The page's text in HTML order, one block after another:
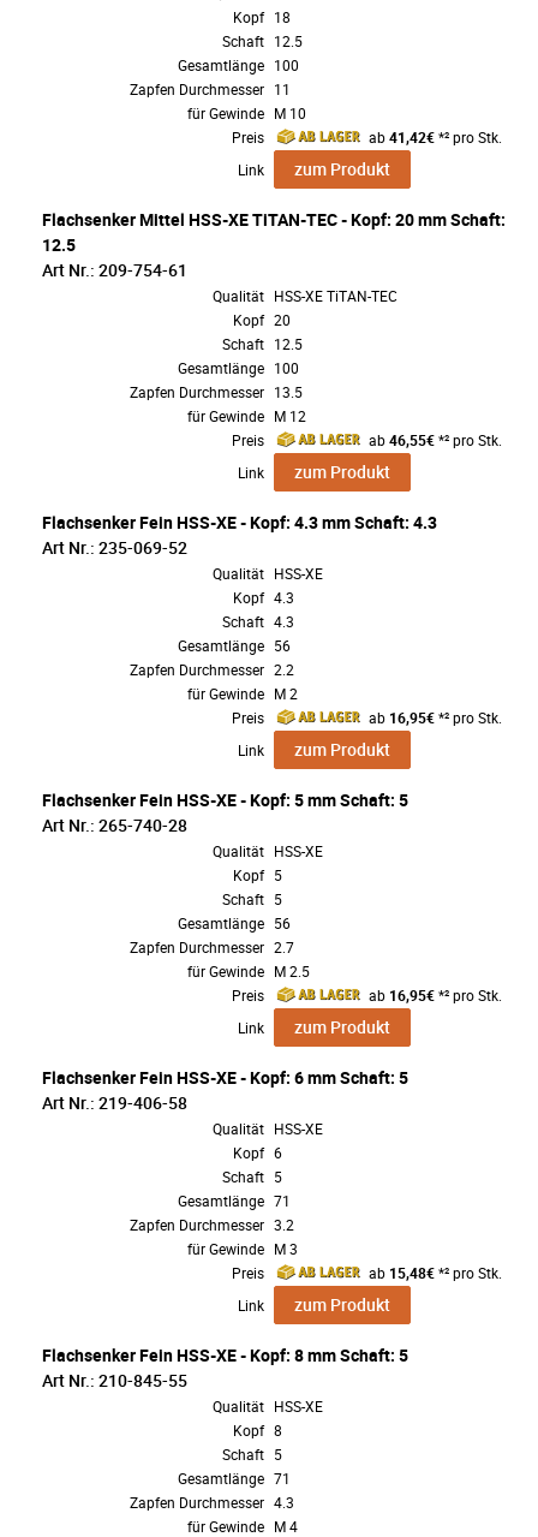
Kopf 18
Schaft 12.5
Gesamtlänge 100
Zapfen Durchmesser 11
für Gewinde M 10
Preis
ab41,42€*² pro Stk.
Link
zum Produkt
Flachsenker Mittel HSS-XE TiTAN-TEC - Kopf: 20 mm Schaft:
12.5
Art Nr.: 209-754-61
Qualität HSS-XE TiTAN-TEC
Kopf 20
Schaft 12.5
Gesamtlänge 100
Zapfen Durchmesser 13.5
für Gewinde M 12
Preis
ab46,55€*² pro Stk.
Link
zum Produkt
Flachsenker Fein HSS-XE - Kopf: 4.3 mm Schaft: 4.3
Art Nr.: 235-069-52
Qualität HSS-XE
Kopf 4.3
Schaft 4.3
Gesamtlänge 56
Zapfen Durchmesser 2.2
für Gewinde M 2
Preis
ab 16,95€*² pro Stk.
Link
zum Produkt
Flachsenker Fein HSS-XE - Kopf: 5 mm Schaft: 5
Art Nr.: 265-740-28
Qualität HSS-XE
Kopf 5
Schaft 5
Gesamtlänge 56
Zapfen Durchmesser 2.7
für Gewinde M 2.5
Preis
ab 16,95€*² pro Stk.
Link
zum Produkt
Flachsenker Fein HSS-XE - Kopf: 6 mm Schaft: 5
Art Nr.: 219-406-58
Qualität HSS-XE
Kopf 6
Schaft 5
Gesamtlänge 71
Zapfen Durchmesser 3.2
für Gewinde M 3
Preis
ab 15,48€*² pro Stk.
Link
zum Produkt
Flachsenker Fein HSS-XE - Kopf: 8 mm Schaft: 5
Art Nr.: 210-845-55
Qualität HSS-XE
Kopf 8
Schaft 5
Gesamtlänge 71
Zapfen Durchmesser 4.3
für Gewinde M 4